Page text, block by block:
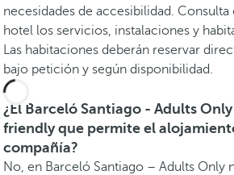
necesidades de accesibilidad.
hotel los servicios, instalaciones y
Las habitaciones deberán reservar
bajo petición y según disponibilidad.
¿El Barceló Santiago - Adults
friendly que permite el
compañía?
No, en Barceló Santiago – Adults Only